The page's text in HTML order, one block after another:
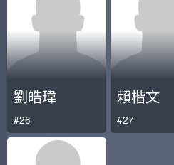
劉皓瑋
#26
賴楷文
#27